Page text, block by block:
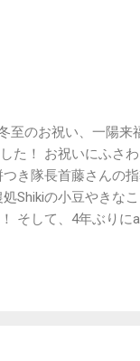
どの火（天然酵母パ
・白浜豆腐工房（豆
そうじひとしずく
薬栽培のお野菜、
ーでの委託販売 ・
ーラ（ヘッドセラ
琲と焼き菓子など）
至のお祝い、一陽
た！ お祝いにふさ
き隊長首藤さんの
Shikiの小豆やきな
そして、4年ぶりに